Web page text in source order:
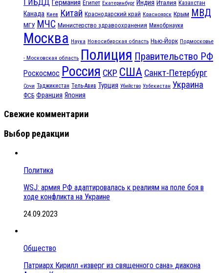
Германия Египет Екатеринбург Индия Италия Казахстан
Канада Киев Китай Краснодарский край Красноярск Крым МВД
МГУ МЧС Министерство здравоохранения Минобрнауки
Москва Наука Новосибирская область Нью-Йорк Подмосковье
- Московская область Полиция Правительство РФ
Роскосмос Россия СКР США Санкт-Петербург
Сочи Таджикистан Тель-Авив Турция Убийство Узбекистан Украина
ФСБ Франция Япония
Свежие комментарии
Выбор редакции
Политика
WSJ: армия РФ адаптировалась к реалиям на поле боя в
ходе конфликта на Украине
24.09.2023
Общество
Патриарх Кирилл «изверг из священного сана» диакона